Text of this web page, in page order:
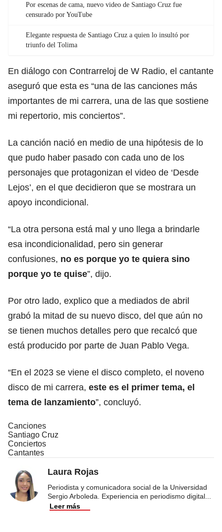
Por escenas de cama, nuevo video de Santiago Cruz fue
censurado por YouTube
Elegante respuesta de Santiago Cruz a quien lo insultó por
triunfo del Tolima
En diálogo con Contrarreloj de W Radio, el cantante
aseguró que esta es “una de las canciones más
importantes de mi carrera, una de las que sostiene
mi repertorio, mis conciertos”.
La canción nació en medio de una hipótesis de lo
que pudo haber pasado con cada uno de los
personajes que protagonizan el video de ‘Desde
Lejos’, en el que decidieron que se mostrara un
apoyo incondicional.
“La otra persona está mal y uno llega a brindarle
esa incondicionalidad, pero sin generar
confusiones, no es porque yo te quiera sino
porque yo te quise”, dijo.
Por otro lado, explico que a mediados de abril
grabó la mitad de su nuevo disco, del que aún no
se tienen muchos detalles pero que recalcó que
está producido por parte de Juan Pablo Vega.
“En el 2023 se viene el disco completo, el noveno
disco de mi carrera, este es el primer tema, el
tema de lanzamiento”, concluyó.
Canciones
Santiago Cruz
Conciertos
Cantantes
Laura Rojas
Periodista y comunicadora social de la Universidad
Sergio Arboleda. Experiencia en periodismo digital
Leer más